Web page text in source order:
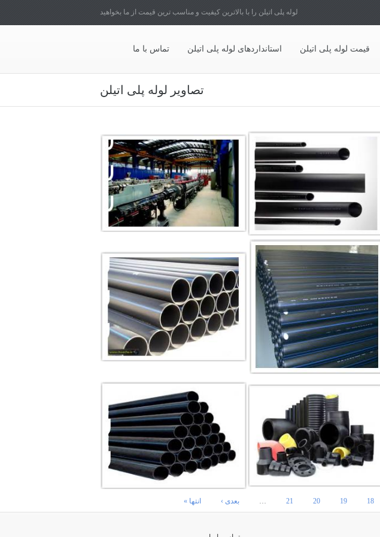
لوله پلی اتیلن را با بالاترین کیفیت و مناسب ترین قیمت از ما بخواهید
قیمت لوله پلی اتیلن استانداردهای لوله پلی اتیلن تماس با ما
تصاویر لوله پلی اتیلن
18
19
20
21
… بعدی › انتها »